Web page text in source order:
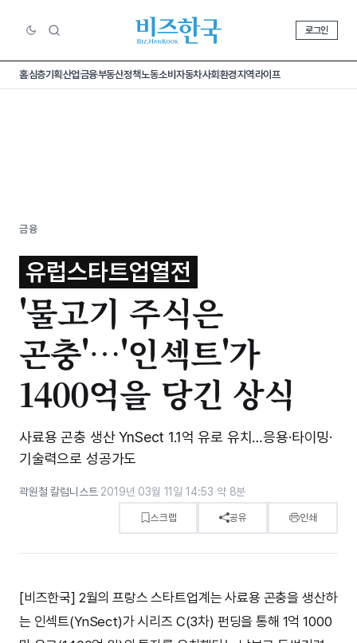
로그인
홈심층기획산업금융부동산정책노동소비 자동차사회환경지역라이프
금융
유럽스타트업열전
'물고기 주식은
곤충'…'인섹트'가
1400억을 당긴 상식
사료용 곤충 생산 YnSect 1.1억 유로 유치…응용·타이밍·
기술력으로 성공가도
곽원철 칼럼니스트·2019년 03월 11일 14:53·약 8분
스크랩 공유 인쇄
[비즈한국] 2월의 프랑스 스타트업계는 사료용 곤충을 생산하
는 인섹트(YnSect)가 시리즈 C(3차) 펀딩을 통해 1억 1000